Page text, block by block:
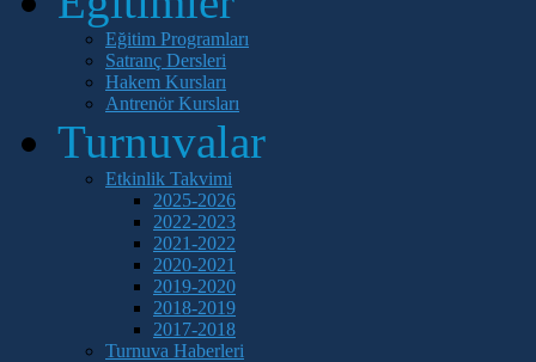
Eğitim Programları
Satranç Dersleri
Hakem Kursları
Antrenör Kursları
Turnuvalar
Etkinlik Takvimi
2025-2026
2022-2023
2021-2022
2020-2021
2019-2020
2018-2019
2017-2018
Turnuva Haberleri